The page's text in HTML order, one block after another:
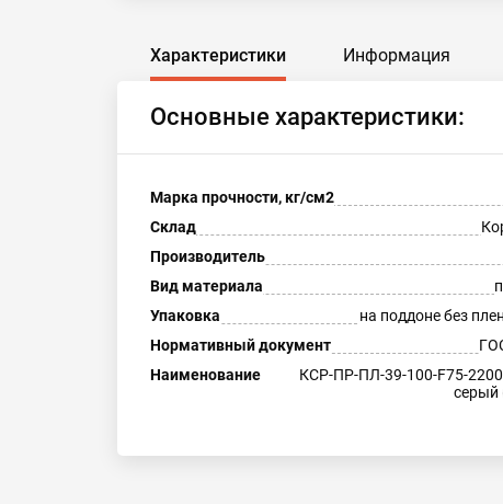
Характеристики Информация
Основные характеристики:
Марка прочности, кг/см2
Склад
Производитель
Вид материала
Упаковка
на поддоне без
Нормативный документ
Наименование
КСР-ПР-ПЛ-39-100-F75-